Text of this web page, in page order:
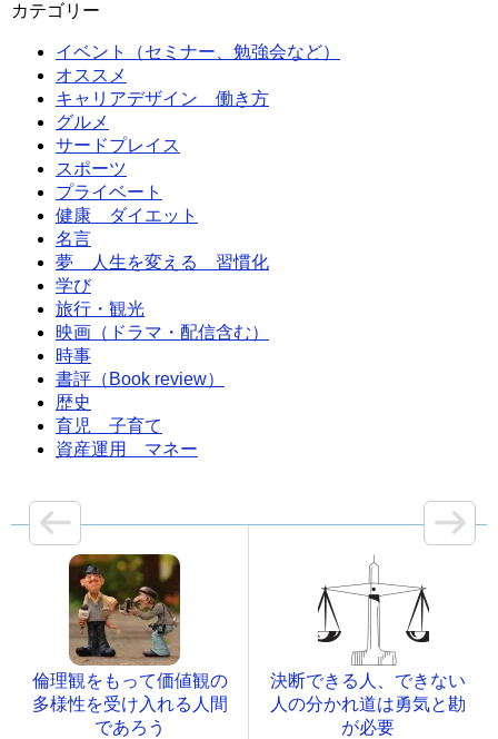
カテゴリー
イベント（セミナー、勉強会など）
オススメ
キャリアデザイン 働き方
グルメ
サードプレイス
スポーツ
プライベート
健康 ダイエット
名言
夢 人生を変える 習慣化
学び
旅行・観光
映画（ドラマ・配信含む）
時事
書評（Book review）
歴史
育児 子育て
資産運用 マネー
倫理観をもって価値観の
多様性を受け入れる人間
であろう
決断できる人、できない
人の分かれ道は勇気と勘
が必要